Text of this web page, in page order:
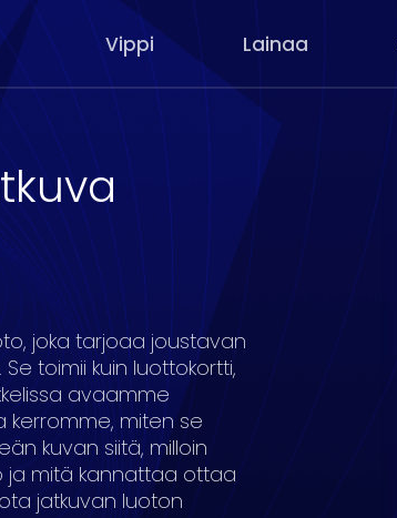
Vippi Lainaa
joka tarjoaa joustavan
toimii kuin luottokortti,
avaamme
miten se
kuvan siitä, milloin
ja mitä kannattaa ottaa
jatkuvan luoton
9000 11000
1 2